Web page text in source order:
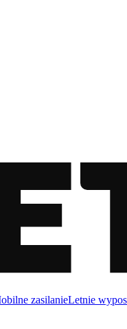
zasilanieLetnie